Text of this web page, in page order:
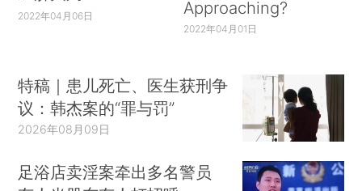
2022年04月06日
Approaching?
2022年04月01日
特稿｜患儿死亡、医生获刑争
议：韩杰案的“罪与罚”
2026年08月09日
足浴店卖淫案牵出多名警员